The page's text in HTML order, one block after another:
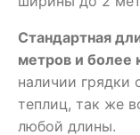
Стандартная
метров и более
наличии грядки
теплиц, так же
любой длины.